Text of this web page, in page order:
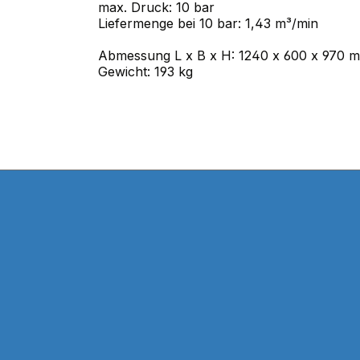
max. Druck: 10 bar
Liefermenge bei 10 bar: 1,43 m³/min
Abmessung L x B x H: 1240 x 600 x 970
Gewicht: 193 kg